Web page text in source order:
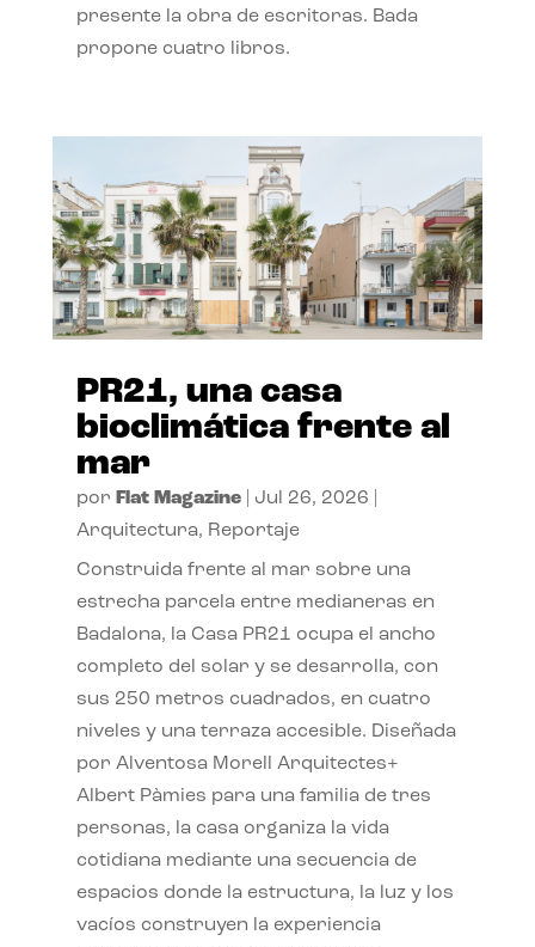
presente la obra de escritoras. Bada
propone cuatro libros.
PR21, una casa
bioclimática frente al
mar
por Flat Magazine| Jul 26, 2026
Arquitectura, Reportaje
Construida frente al mar sobre una
estrecha parcela entre medianeras en
Badalona, la Casa PR21 ocupa el ancho
completo del solar y se desarrolla, con
sus 250 metros cuadrados, en cuatro
niveles y una terraza accesible. Diseñada
por Alventosa Morell Arquitectes+
Albert Pàmies para una familia de tres
personas, la casa organiza la vida
cotidiana mediante una secuencia de
espacios donde la estructura, la luz y los
vacíos construyen la experiencia